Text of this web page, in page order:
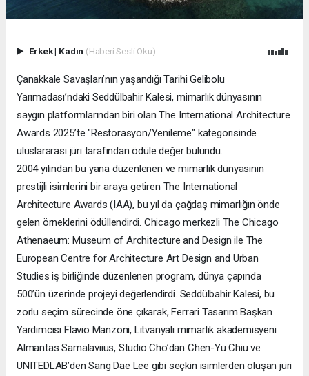
Erkek| Kadın (Haberi Sesli Oku)
Çanakkale Savaşları’nın yaşandığı Tarihi Gelibolu
Yarımadası’ndaki Seddülbahir Kalesi, mimarlık dünyasının
saygın platformlarından biri olan The International Architecture
Awards 2025’te "Restorasyon/Yenileme" kategorisinde
uluslararası jüri tarafından ödüle değer bulundu.
2004 yılından bu yana düzenlenen ve mimarlık dünyasının
prestijli isimlerini bir araya getiren The International
Architecture Awards (IAA), bu yıl da çağdaş mimarlığın önde
gelen örneklerini ödüllendirdi. Chicago merkezli The Chicago
Athenaeum: Museum of Architecture and Design ile The
European Centre for Architecture Art Design and Urban
Studies iş birliğinde düzenlenen program, dünya çapında
500’ün üzerinde projeyi değerlendirdi. Seddülbahir Kalesi, bu
zorlu seçim sürecinde öne çıkarak, Ferrari Tasarım Başkan
Yardımcısı Flavio Manzoni, Litvanyalı mimarlık akademisyeni
Almantas Samalaviius, Studio Cho’dan Chen-Yu Chiu ve
UNITEDLAB’den Sang Dae Lee gibi seçkin isimlerden oluşan jüri